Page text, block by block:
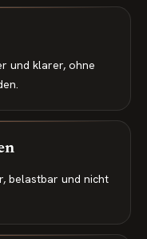
und klarer, ohne
belastbar und nicht